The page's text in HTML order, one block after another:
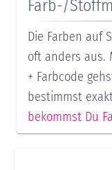
Farb-/
Die Farben auf
oft anders aus.
+ Farbcode
bestimmst
bekommst Du